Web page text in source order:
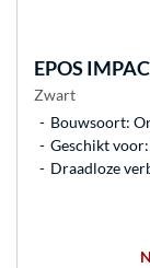
EPOS
Zwart
Bouwsoort:
Geschikt
Draadloze